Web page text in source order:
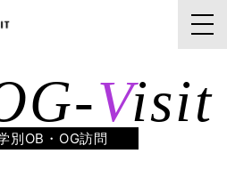
Visit
別OB・OG訪問